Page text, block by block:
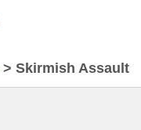
> Skirmish Assault